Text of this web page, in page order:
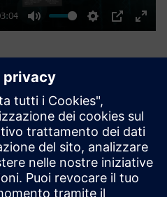
Mute Settings
PIP
Enter